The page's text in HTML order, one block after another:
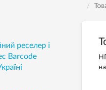
реселер і
Barcode